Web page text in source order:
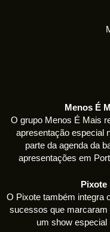
Menos É
O grupo Menos É Mais
apresentação especial
parte da agenda da
apresentações em
Pixote
O Pixote também integra
sucessos que marcaram
um show especial